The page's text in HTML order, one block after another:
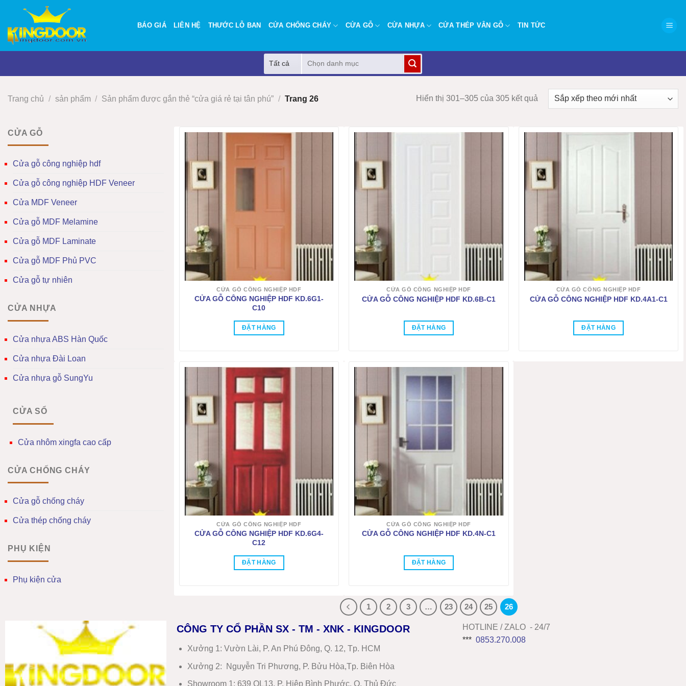
nội
dung
BÁO GIÁ LIÊN HỆ THƯỚC LỖ BAN CỬA CHỐNG CHÁY CỬA GỖ CỬA NHỰA CỬA THÉP VÂN GỖ TIN TỨC
kiếm:
Trang chủ / sản phẩm / Sản phẩm được gắn thẻ “cửa giá rẻ tại tân phú” / Trang 26 Hiển thị 301–305 của 305 kết quảĐã
sắp
nhất
CỬA GỖ
Cửa gỗ công nghiệp hdf
Cửa gỗ công nghiệp HDF Veneer
Cửa MDF Veneer
Cửa gỗ MDF Melamine
Cửa gỗ MDF Laminate
Cửa gỗ MDF Phủ PVC
Cửa gỗ tự nhiên
CỬA NHỰA
Cửa nhựa ABS Hàn Quốc
Cửa nhựa Đài Loan
Cửa nhựa gỗ SungYu
CỬA SỔ
Cửa nhôm xingfa cao cấp
CỬA CHỐNG CHÁY
Cửa gỗ chống cháy
Cửa thép chống cháy
PHỤ KIỆN
Phụ kiện cửa
CỬA GỖ CÔNG NGHIỆP HDF
CỬA GỖ CÔNG NGHIỆP HDF KD.6G1-
C10
ĐẶT HÀNG
CỬA GỖ CÔNG NGHIỆP HDF
CỬA GỖ CÔNG NGHIỆP HDF KD.6B-C1
ĐẶT HÀNG
CỬA GỖ CÔNG NGHIỆP HDF
CỬA GỖ CÔNG NGHIỆP HDF KD.4A1-C1
ĐẶT HÀNG
CỬA GỖ CÔNG NGHIỆP HDF
CỬA GỖ CÔNG NGHIỆP HDF KD.6G4-
C12
ĐẶT HÀNG
CỬA GỖ CÔNG NGHIỆP HDF
CỬA GỖ CÔNG NGHIỆP HDF KD.4N-C1
ĐẶT HÀNG
1 2 3 … 23 24 25 26
CÔNG TY CỔ PHẦN SX - TM - XNK - KINGDOOR
Xưởng 1: Vườn Lài, P. An Phú Đông, Q. 12, Tp. HCM
Xưởng 2: Nguyễn Tri Phương, P. Bửu Hòa,Tp. Biên Hòa
Showroom 1: 639 QL13, P. Hiệp Bình Phước, Q. Thủ Đức
HOTLINE / ZALO - 24/7
*** 0853.270.008